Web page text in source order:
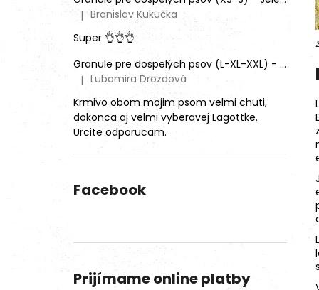
Hodnotenie produktu je 5 z 5 hviezdičiek.
| Branislav Kukučka
Super 👌👌👌
Granule pre dospelých psov (L-XL-XXL) - Mix rôznych príchutí (3ks)
Hodnotenie produktu je 5 z 5 hviezdičiek.
| Lubomira Drozdová
Krmivo obom mojim psom velmi chuti,
dokonca aj velmi vyberavej Lagottke.
Urcite odporucam.
Facebook
Prijímame online platby